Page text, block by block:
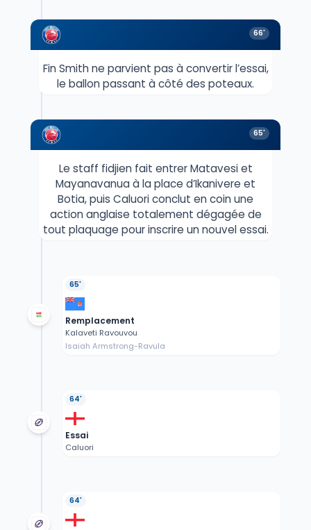
66'
Fin Smith ne parvient pas à convertir l’essai,
le ballon passant à côté des poteaux.
65'
Le staff fidjien fait entrer Matavesi et
Mayanavanua à la place d’Ikanivere et
Botia, puis Caluori conclut en coin une
action anglaise totalement dégagée de
tout plaquage pour inscrire un nouvel essai.
65'
Remplacement
Kalaveti Ravouvou
Isaiah Armstrong-Ravula
64'
Essai
Caluori
64'